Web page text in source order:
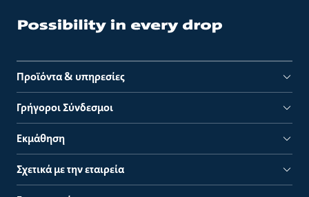
Προϊόντα & υπηρεσίες
Γρήγοροι Σύνδεσμοι
Εκμάθηση
Σχετικά με την εταιρεία